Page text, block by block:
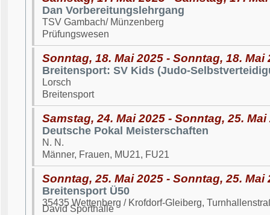
Dan Vorbereitungslehrgang
TSV Gambach/ Münzenberg
Prüfungswesen
Sonntag, 18. Mai 2025 - Sonntag, 18. Mai
Breitensport: SV Kids (Judo-
Lorsch
Breitensport
Samstag, 24. Mai 2025 - Sonntag, 25. Mai
Deutsche Pokal Meisterschaften
N. N.
Männer, Frauen, MU21, FU21
Sonntag, 25. Mai 2025 - Sonntag, 25. Mai
Breitensport Ü50
35435 Wettenberg / Krofdorf-Gleiberg,
David Sporthalle